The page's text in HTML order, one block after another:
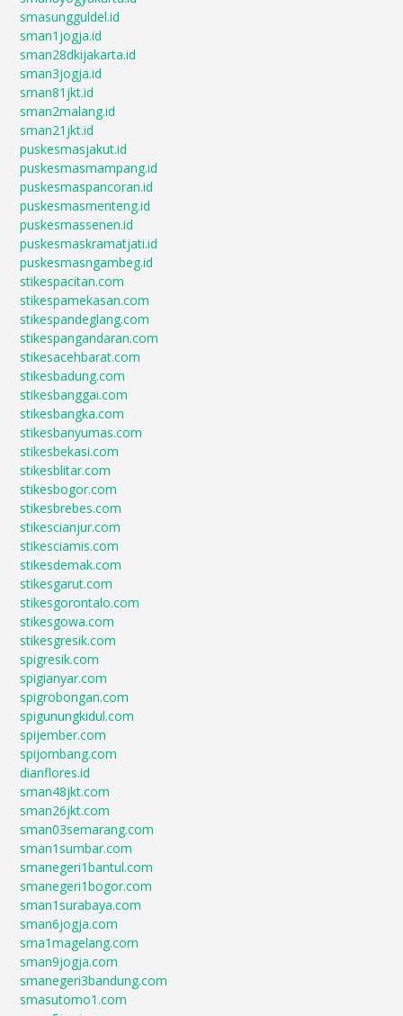
smasungguldel.id
sman1jogja.id
sman28dkijakarta.id
sman3jogja.id
sman81jkt.id
sman2malang.id
sman21jkt.id
puskesmasjakut.id
puskesmasmampang.id
puskesmaspancoran.id
puskesmasmenteng.id
puskesmassenen.id
puskesmaskramatjati.id
puskesmasngambeg.id
stikespacitan.com
stikespamekasan.com
stikespandeglang.com
stikespangandaran.com
stikesacehbarat.com
stikesbadung.com
stikesbanggai.com
stikesbangka.com
stikesbanyumas.com
stikesbekasi.com
stikesblitar.com
stikesbogor.com
stikesbrebes.com
stikescianjur.com
stikesciamis.com
stikesdemak.com
stikesgarut.com
stikesgorontalo.com
stikesgowa.com
stikesgresik.com
spigresik.com
spigianyar.com
spigrobongan.com
spigunungkidul.com
spijember.com
spijombang.com
dianflores.id
sman48jkt.com
sman26jkt.com
sman03semarang.com
sman1sumbar.com
smanegeri1bantul.com
smanegeri1bogor.com
sman1surabaya.com
sman6jogja.com
sma1magelang.com
sman9jogja.com
smanegeri3bandung.com
smasutomo1.com